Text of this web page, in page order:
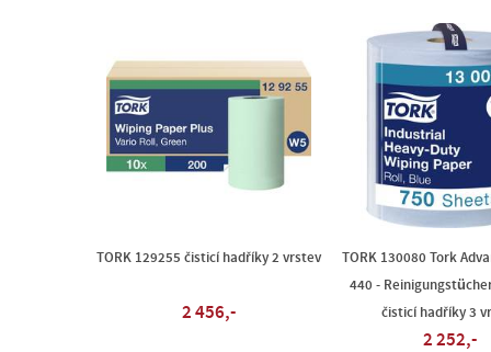
TORK 129255 čisticí hadříky 2 vrstev
2 456,-
TORK 130080 Tork
440 -
čisticí hadříky 3
2 252,-